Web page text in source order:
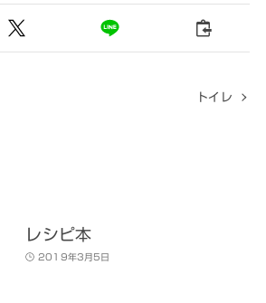
トイレ
レシピ本
2019年3月5日